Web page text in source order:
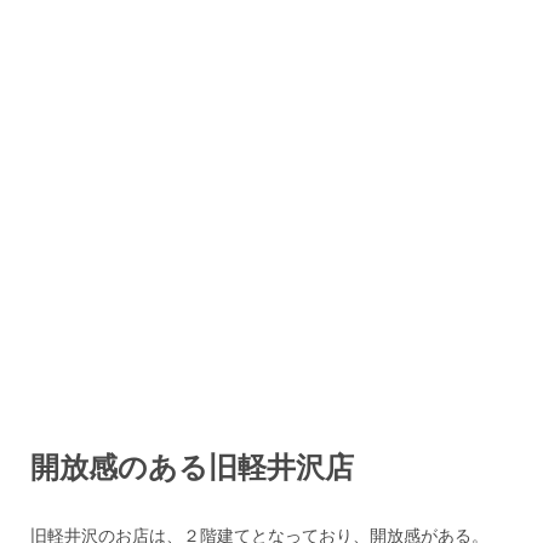
開放感のある旧軽井沢店
旧軽井沢のお店は、２階建てとなっており、開放感がある。